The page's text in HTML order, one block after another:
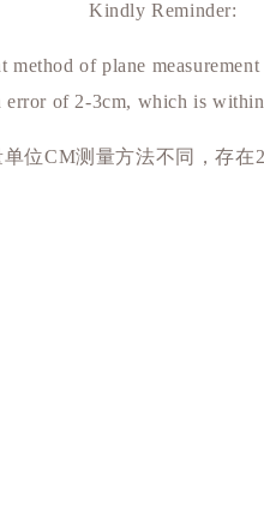
Kindly Reminder:
method of plane
error of 2-3cm, which is
位CM测量方法不同，存在